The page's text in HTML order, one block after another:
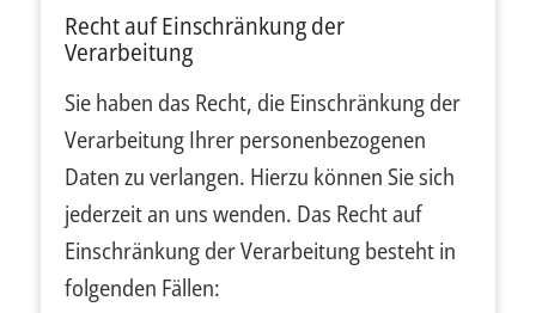
Recht auf Einschränkung der
Verarbeitung
Sie haben das Recht, die Einschränkung der
Verarbeitung Ihrer personenbezogenen
Daten zu verlangen. Hierzu können Sie sich
jederzeit an uns wenden. Das Recht auf
Einschränkung der Verarbeitung besteht in
folgenden Fällen: